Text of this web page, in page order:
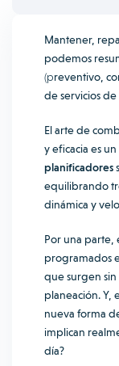
Mantener,
podemos
(preventivo,
de servicios
El arte de
y eficacia es
planificadores
equilibrando
dinámica y
Por una parte,
programados
que surgen sin
planeación. Y,
nueva forma
implican
día?